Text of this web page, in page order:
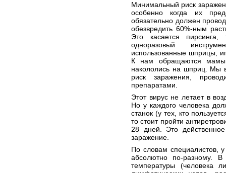
Минимальный риск
особенно когда их
обязательно должен
обезвредить 60%-ным
Это касается
одноразовый
использованные шприцы,
К нам обращаются
накололись на шприц. Мы
риск заражения,
препаратами.
Этот вирус не летает в
Но у каждого человека
станок (у тех, кто
то стоит пройти
28 дней. Это
заражение.
По словам специалистов,
абсолютно по-разному.
температуры (человека